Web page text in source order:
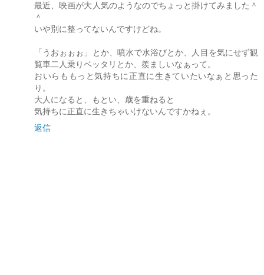
最近、映画が大人気のようなのでちょっと掛けてみました＾
＾
いや別に整ってないんですけどね。
「うおぉぉぉ」とか、噴水で水浴びとか、人目を気にせず観
覧車二人乗りベッタリとか、羨ましいなぁって。
おいらももっと気持ちに正直に生きていたいなぁと思った
り。
大人になると、もとい、歳を重ねると
気持ちに正直に生きちゃいけないんですかねぇ。
返信